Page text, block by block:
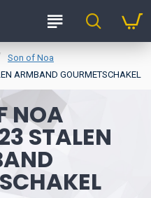
Son of Noa
ARMBAND GOURMETSCHAKEL
NOA
STALEN